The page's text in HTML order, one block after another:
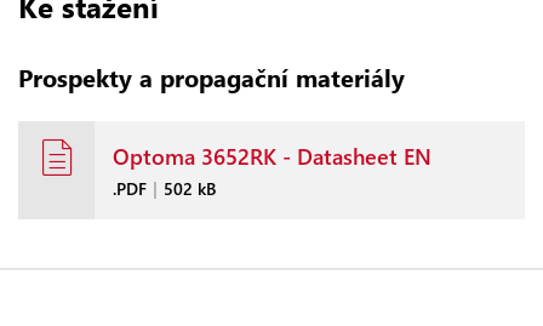
Prospekty a propagační materiály
Optoma 3652RK - Datasheet EN
.PDF | 502 kB